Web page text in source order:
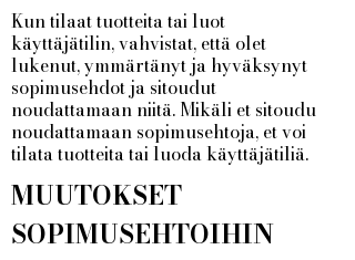
Kun tilaat tuotteita tai luot
käyttäjätilin, vahvistat, että olet
lukenut, ymmärtänyt ja hyväksynyt
sopimusehdot ja sitoudut
noudattamaan niitä. Mikäli et sitoudu
noudattamaan sopimusehtoja, et voi
tilata tuotteita tai luoda käyttäjätiliä.
MUUTOKSET
SOPIMUSEHTOIHIN